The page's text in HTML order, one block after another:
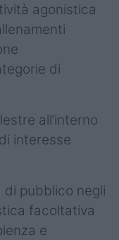
agonistica
di
all’interno
interesse
di pubblico negli
facoltativa
e